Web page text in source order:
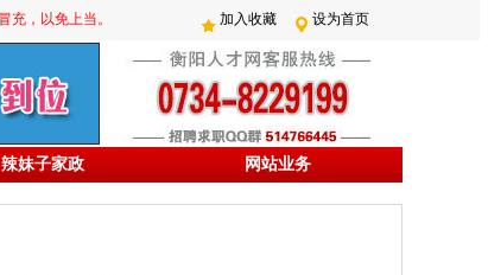
充，以免上当。 加入收藏 设为首页
辣妹子家政 网站业务